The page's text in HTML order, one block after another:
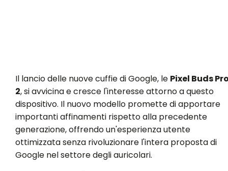
Il lancio delle nuove cuffie di Google, le Pixel Buds
2, si avvicina e cresce l'interesse attorno a questo
dispositivo. Il nuovo modello promette di apportare
importanti affinamenti rispetto alla precedente
generazione, offrendo un'esperienza utente
ottimizzata senza rivoluzionare l'intera proposta di
Google nel settore degli auricolari.